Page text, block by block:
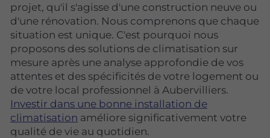
projet, qu'il s'agisse d'une construction neuve ou
d'une rénovation. Nous comprenons que chaque
situation est unique. C'est pourquoi nous
proposons des solutions de climatisation sur
mesure après une analyse approfondie de vos
attentes et des spécificités de votre logement ou
de votre local professionnel à Aubervilliers.
Investir dans une bonne installation de
climatisation améliore significativement votre
qualité de vie au quotidien.